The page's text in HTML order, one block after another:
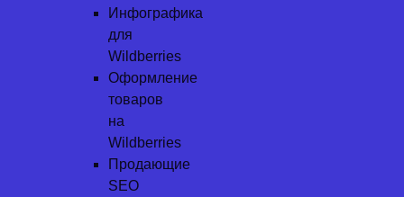
Инфографика
для
Wildberries
Оформление
товаров
на
Wildberries
Продающие
SEO